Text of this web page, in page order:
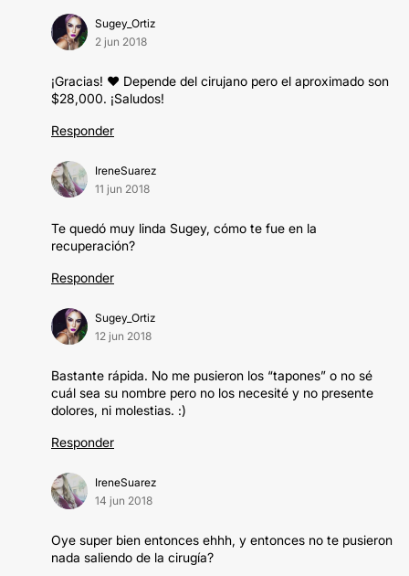
Sugey_Ortiz
2 jun 2018
¡Gracias! ♥️ Depende del cirujano pero el aproximado son
$28,000. ¡Saludos!
Responder
IreneSuarez
11 jun 2018
Te quedó muy linda Sugey, cómo te fue en la
recuperación?
Responder
Sugey_Ortiz
12 jun 2018
Bastante rápida. No me pusieron los “tapones” o no sé
cuál sea su nombre pero no los necesité y no presente
dolores, ni molestias. :)
Responder
IreneSuarez
14 jun 2018
Oye super bien entonces ehhh, y entonces no te pusieron
nada saliendo de la cirugía?